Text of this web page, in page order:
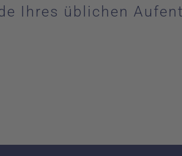
Ihres üblichen